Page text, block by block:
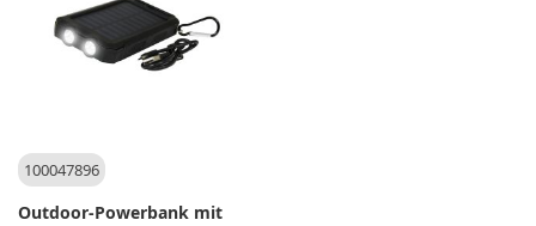
100047896
Outdoor-Powerbank mit